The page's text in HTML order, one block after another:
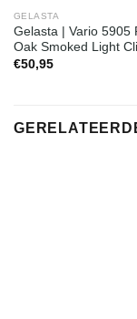
GELASTA
Gelasta | Vario 5905
Oak Smoked Light
€50,95